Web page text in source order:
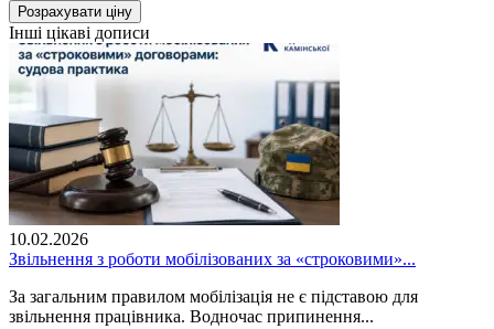
Розрахувати ціну
Інші цікаві дописи
10.02.2026
Звільнення з роботи мобілізованих за «строковими»...
За загальним правилом мобілізація не є підставою для
звільнення працівника. Водночас припинення...